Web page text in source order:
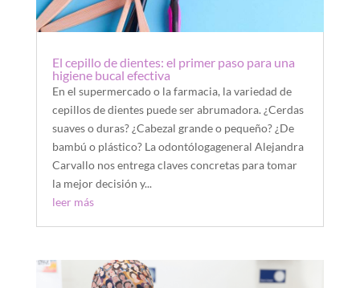
El cepillo de dientes: el primer paso para una
higiene bucal efectiva
En el supermercado o la farmacia, la variedad de
cepillos de dientes puede ser abrumadora. ¿Cerdas
suaves o duras? ¿Cabezal grande o pequeño? ¿De
bambú o plástico? La odontólogageneral Alejandra
Carvallo nos entrega claves concretas para tomar
la mejor decisión y...
leer más